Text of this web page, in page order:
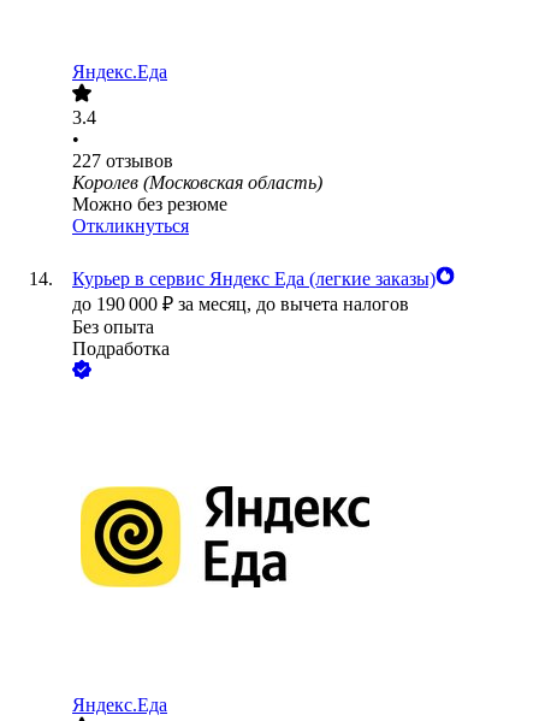
Яндекс.Еда
3.4
•
227 отзывов
Королев (Московская область)
Можно без резюме
Откликнуться
Курьер в сервис Яндекс Еда (легкие заказы)
до 190 000 ₽ за месяц, до вычета налогов
Без опыта
Подработка
Яндекс.Еда